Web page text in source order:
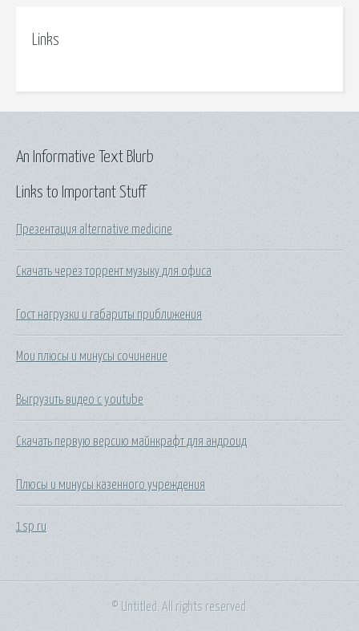
Links
Links to Important Stuff
Презентация alternative medicine
Скачать через торрент музыку для офиса
Гост нагрузки и габариты приближения
Мои плюсы и минусы сочинение
Выгрузить видео с youtube
Скачать первую версию майнкрафт для андроид
Плюсы и минусы казенного учреждения
1sp ru
An Informative Text Blurb
© Untitled. All rights reserved.